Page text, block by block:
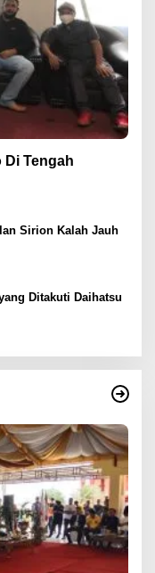
Tengah
Sirion Kalah Jauh
Ditakuti Daihatsu